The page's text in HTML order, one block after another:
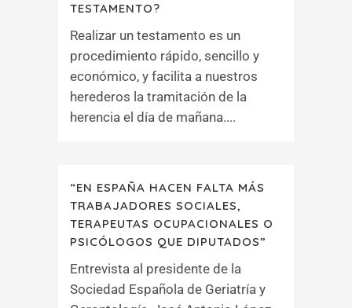
TESTAMENTO?
Realizar un testamento es un
procedimiento rápido, sencillo y
económico, y facilita a nuestros
herederos la tramitación de la
herencia el día de mañana....
“EN ESPAÑA HACEN FALTA MÁS
TRABAJADORES SOCIALES,
TERAPEUTAS OCUPACIONALES O
PSICÓLOGOS QUE DIPUTADOS”
Entrevista al presidente de la
Sociedad Española de Geriatría y